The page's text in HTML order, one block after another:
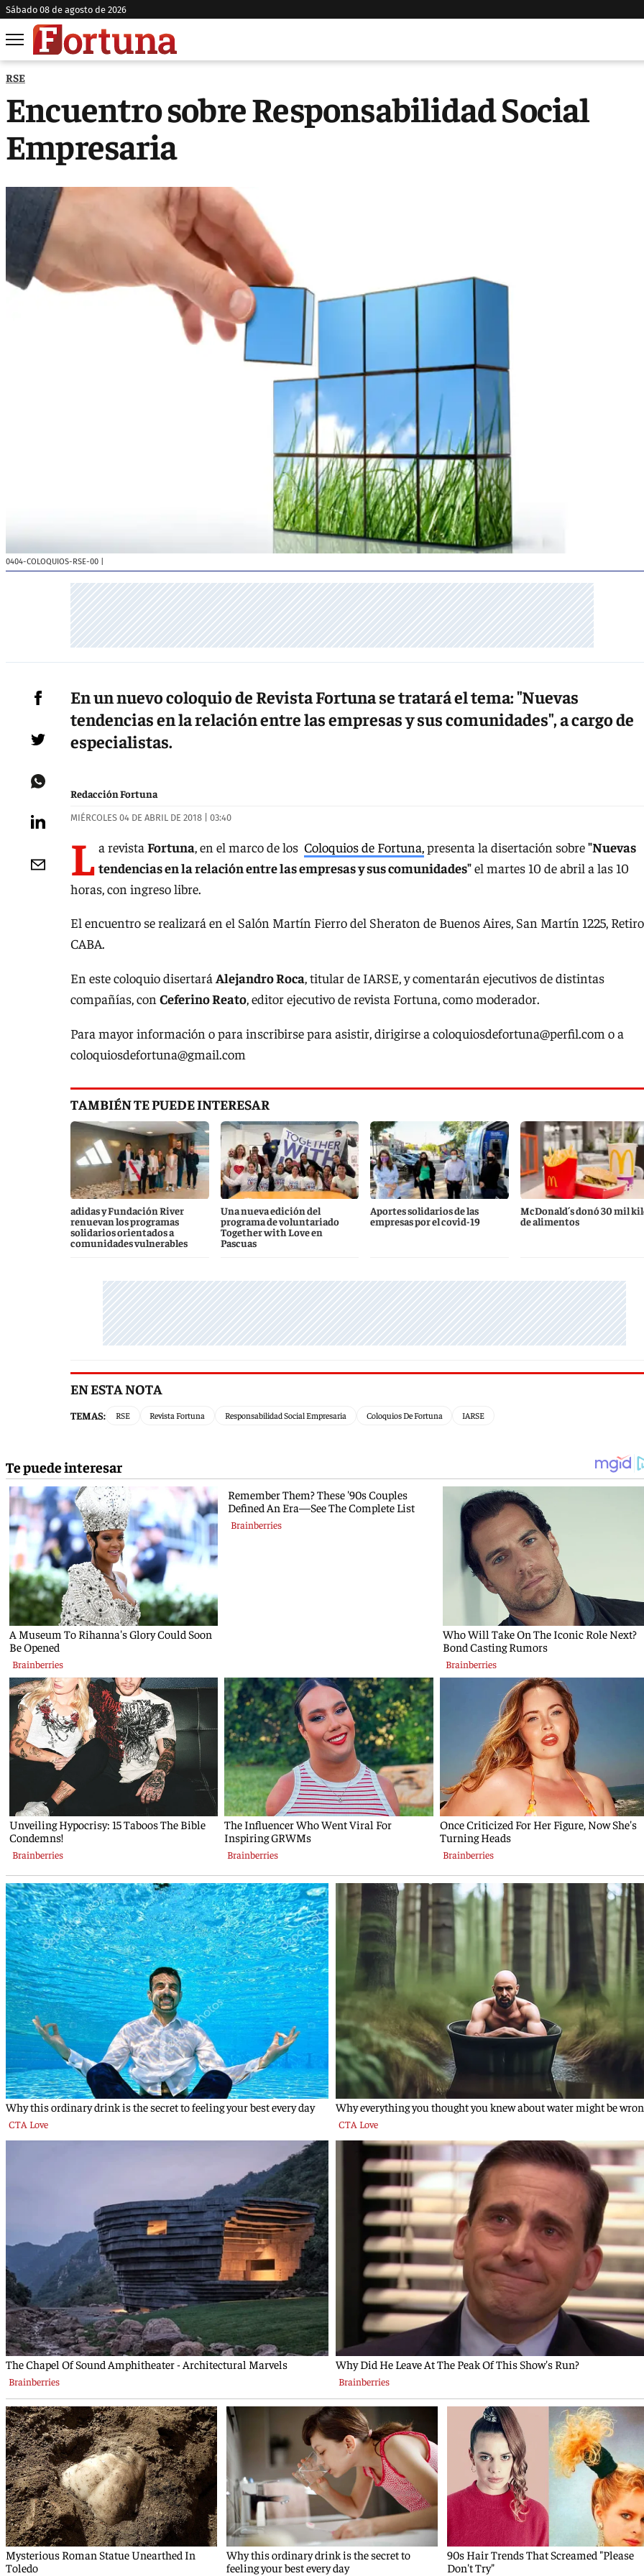
sábado 08 de agosto de 2026
RSE
Encuentro sobre Responsabilidad Social
Empresaria
0404-COLOQUIOS-RSE-00
En un nuevo coloquio de Revista Fortuna se tratará el tema: "Nuevas
tendencias en la relación entre las empresas y sus comunidades", a cargo de
especialistas.
Redacción Fortuna
MIÉRCOLES 04 DE ABRIL DE 2018 | 03:40
L a revista Fortuna, en el marco de los Coloquios de Fortuna,presenta la disertación sobre"Nuevas
tendencias en la relación entre las empresas y sus comunidades"el martes 10 de abril a las 10
horas, con ingreso libre.
El encuentro se realizará en el Salón Martín Fierro del Sheraton de Buenos Aires, San Martín 1225,
CABA.
En este coloquio disertará Alejandro Roca, titular de IARSE, y comentarán ejecutivos de distintas
compañías, con Ceferino Reato, editor ejecutivo de revista Fortuna, como moderador.
Para mayor información o para inscribirse para asistir, dirigirse a coloquiosdefortuna@perfil.com o a
coloquiosdefortuna@gmail.com
TAMBIÉN TE PUEDE INTERESAR
adidas y Fundación River
renuevan los programas
solidarios orientados a
comunidades vulnerables
Una nueva edición del
programa de voluntariado
Together with Love en
Pascuas
Aportes solidarios de las
empresas por el covid-19
McDonald´s donó 30 mil
de alimentos
EN ESTA NOTA
TEMAS: RSE Revista Fortuna Responsabilidad Social Empresaria Coloquios De Fortuna IARSE